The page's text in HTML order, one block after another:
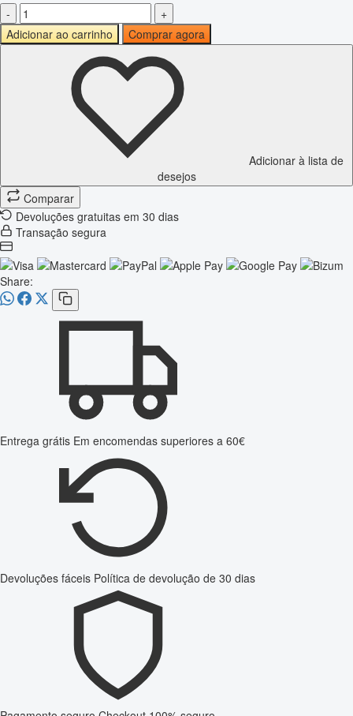
-
+
Adicionar ao carrinho
Comprar agora
Adicionar à lista de
desejos
Comparar
Devoluções gratuitas em 30 dias
Transação segura
Share:
Entrega grátis Em encomendas superiores a 60€
Devoluções fáceis Política de devolução de 30 dias